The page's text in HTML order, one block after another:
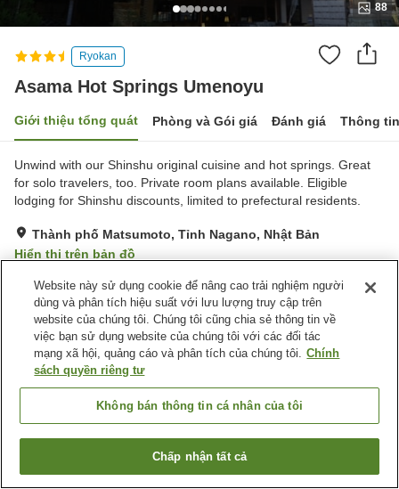
88
Ryokan
Asama Hot Springs Umenoyu
Giới thiệu tổng quát Phòng và Gói giá Đánh giá Thông
Unwind with our Shinshu original cuisine and hot springs. Great
for solo travelers, too. Private room plans available. Eligible
lodging for Shinshu discounts, limited to prefectural residents.
Thành phố Matsumoto, Tỉnh Nagano, Nhật Bản
Hiển thị trên bản đồ
Rất tốt Đánh giá:12lượt
Tiện nghi chỗ nghỉ
Bãi đỗ xe
Spa / Salon
Cafe
Trang chủ Nhật Bản Tỉnh Nagano
Thành phố Matsumoto
Asama Hot Springs Umenoyu
Tìm phòng trống
Website này sử dụng cookie để nâng cao trải nghiệm người
dùng và phân tích hiệu suất với lưu lượng truy cập trên
website của chúng tôi. Chúng tôi cũng chia sẻ thông tin về
việc bạn sử dụng website của chúng tôi với các đối tác
mạng xã hội, quảng cáo và phân tích của chúng tôi. Chính
sách quyền riêng tư
Không bán thông tin cá nhân của tôi
Chấp nhận tất cả